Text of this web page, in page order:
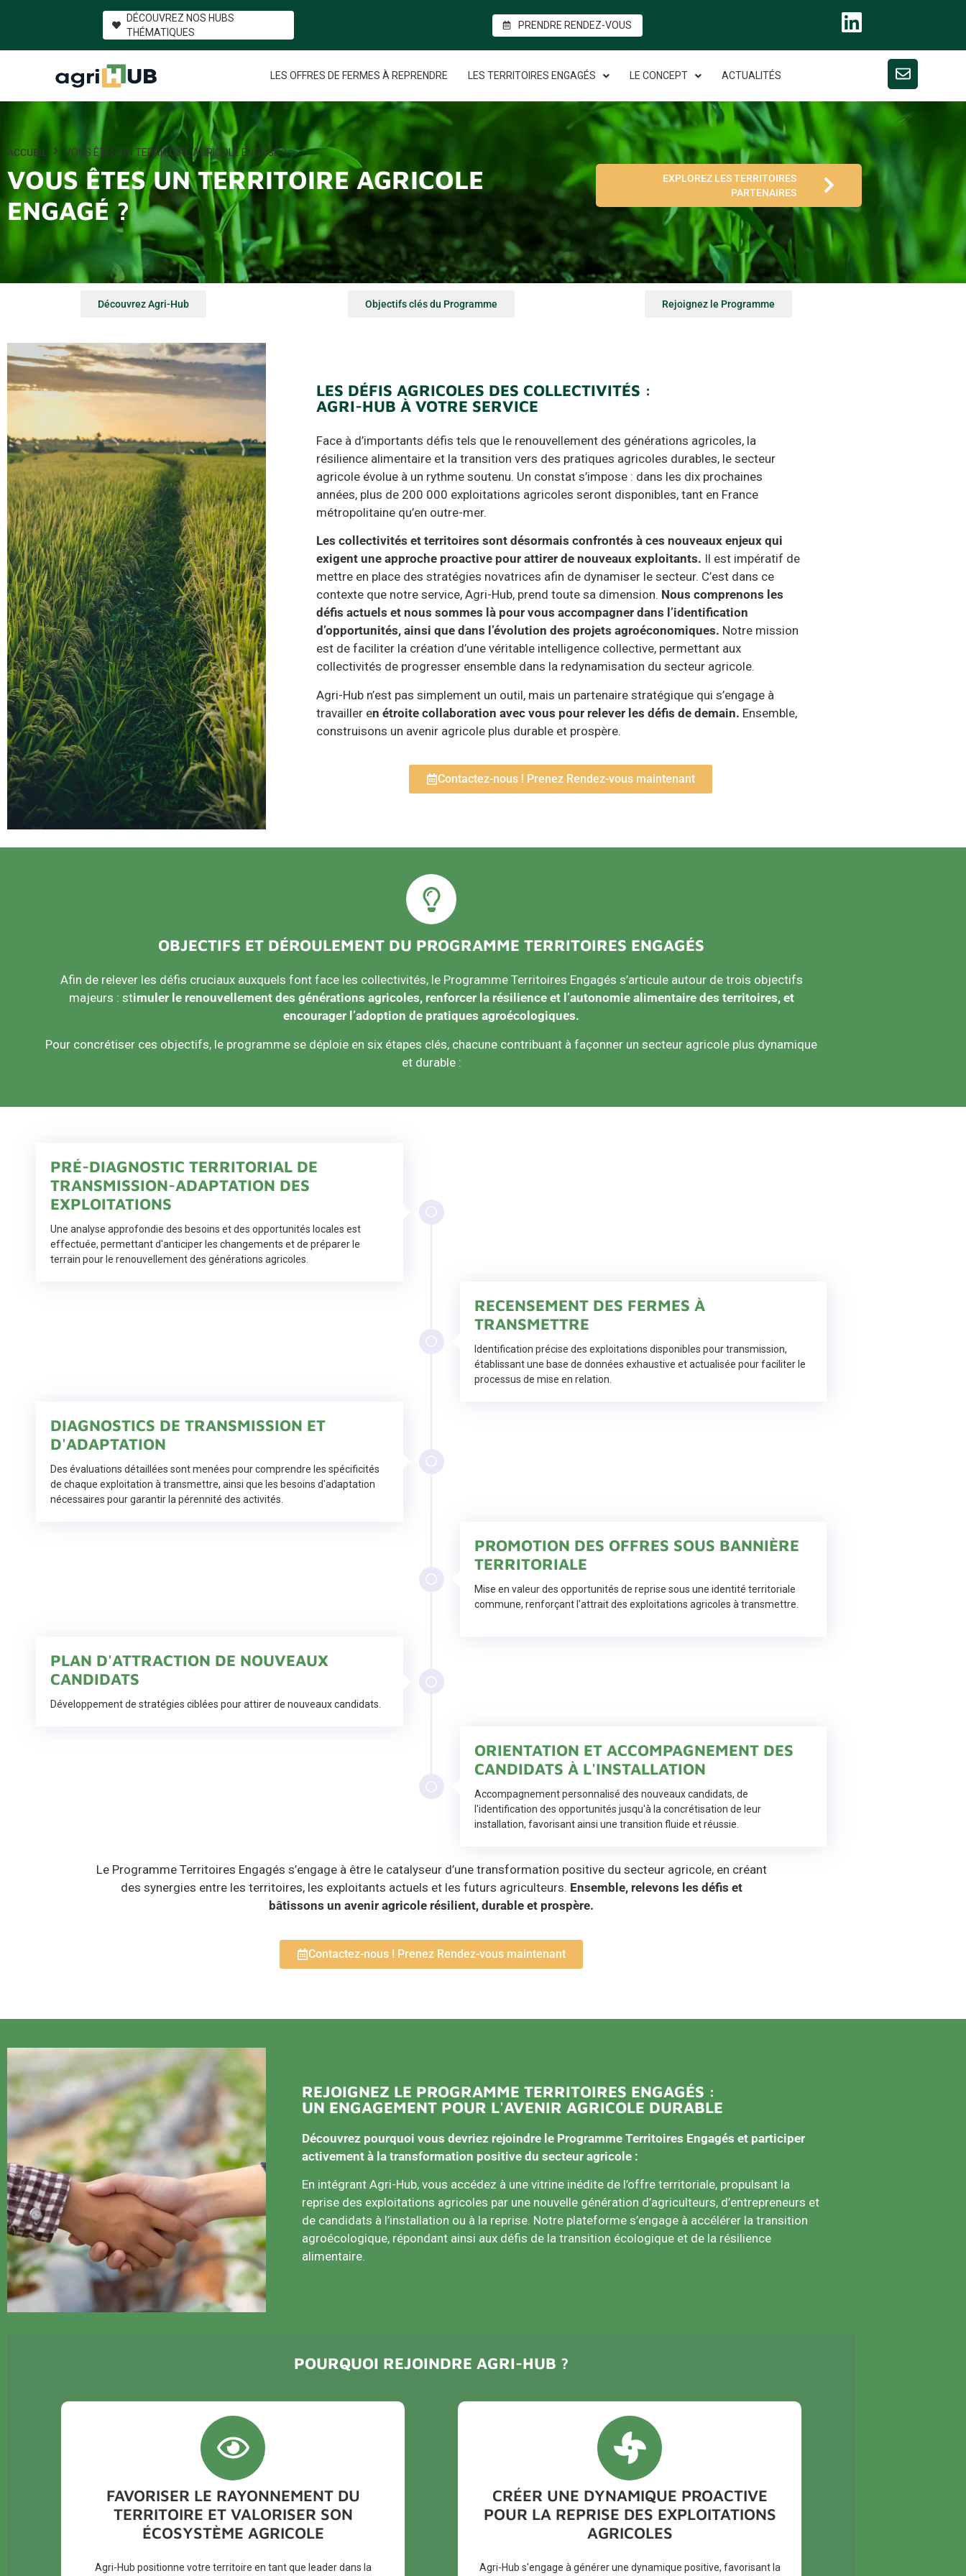
DÉCOUVREZ NOS HUBS
THÉMATIQUES
PRENDRE RENDEZ-VOUS
LES OFFRES DE FERMES À REPRENDRE LES TERRITOIRES ENGAGÉS LE CONCEPT ACTUALITÉS
VOUS ÊTES UN TERRITOIRE AGRICOLE
ENGAGÉ ?
ACCUEIL VOUS ÊTES UN TERRITOIRE AGRICOLE ENGAGÉ ?
EXPLOREZ LES TERRITOIRES
PARTENAIRES
Découvrez Agri-Hub Objectifs clés du Programme Rejoignez le Programme
LES DÉFIS AGRICOLES DES COLLECTIVITÉS :
AGRI-HUB À VOTRE SERVICE
Face à d’importants défis tels que le renouvellement des générations agricoles, la
résilience alimentaire et la transition vers des pratiques agricoles durables, le secteur
agricole évolue à un rythme soutenu. Un constat s’impose : dans les dix prochaines
années, plus de 200 000 exploitations agricoles seront disponibles, tant en France
métropolitaine qu’en outre-mer.
Les collectivités et territoires sont désormais confrontés à ces nouveaux enjeux qui
exigent une approche proactive pour attirer de nouveaux exploitants. Il est impératif de
mettre en place des stratégies novatrices afin de dynamiser le secteur. C’est dans ce
contexte que notre service, Agri-Hub, prend toute sa dimension. Nous comprenons les
défis actuels et nous sommes là pour vous accompagner dans l’identification
d’opportunités, ainsi que dans l’évolution des projets agroéconomiques. Notre mission
est de faciliter la création d’une véritable intelligence collective, permettant aux
collectivités de progresser ensemble dans la redynamisation du secteur agricole.
Agri-Hub n’est pas simplement un outil, mais un partenaire stratégique qui s’engage à
travailler en étroite collaboration avec vous pour relever les défis de demain. Ensemble,
construisons un avenir agricole plus durable et prospère.
Contactez-nous ! Prenez Rendez-vous maintenant
OBJECTIFS ET DÉROULEMENT DU PROGRAMME TERRITOIRES ENGAGÉS
Afin de relever les défis cruciaux auxquels font face les collectivités, le Programme Territoires Engagés s’articule autour de trois objectifs
majeurs : stimuler le renouvellement des générations agricoles, renforcer la résilience et l’autonomie alimentaire des territoires, et
encourager l’adoption de pratiques agroécologiques.
Pour concrétiser ces objectifs, le programme se déploie en six étapes clés, chacune contribuant à façonner un secteur agricole plus dynamique
et durable :
PRÉ-DIAGNOSTIC TERRITORIAL DE
TRANSMISSION-ADAPTATION DES
EXPLOITATIONS
Une analyse approfondie des besoins et des opportunités locales est
effectuée, permettant d'anticiper les changements et de préparer le
terrain pour le renouvellement des générations agricoles.​
RECENSEMENT DES FERMES À
TRANSMETTRE
Identification précise des exploitations disponibles pour transmission,
établissant une base de données exhaustive et actualisée pour faciliter le
processus de mise en relation.
DIAGNOSTICS DE TRANSMISSION ET
D'ADAPTATION
Des évaluations détaillées sont menées pour comprendre les spécificités
de chaque exploitation à transmettre, ainsi que les besoins d'adaptation
nécessaires pour garantir la pérennité des activités.
PROMOTION DES OFFRES SOUS BANNIÈRE
TERRITORIALE
Mise en valeur des opportunités de reprise sous une identité territoriale
commune, renforçant l'attrait des exploitations agricoles à transmettre.
PLAN D'ATTRACTION DE NOUVEAUX
CANDIDATS
Développement de stratégies ciblées pour attirer de nouveaux candidats.
ORIENTATION ET ACCOMPAGNEMENT DES
CANDIDATS À L'INSTALLATION
Accompagnement personnalisé des nouveaux candidats, de
l'identification des opportunités jusqu'à la concrétisation de leur
installation, favorisant ainsi une transition fluide et réussie.
Le Programme Territoires Engagés s’engage à être le catalyseur d’une transformation positive du secteur agricole, en créant
des synergies entre les territoires, les exploitants actuels et les futurs agriculteurs. Ensemble, relevons les défis et
bâtissons un avenir agricole résilient, durable et prospère.
Contactez-nous ! Prenez Rendez-vous maintenant
REJOIGNEZ LE PROGRAMME TERRITOIRES ENGAGÉS :
UN ENGAGEMENT POUR L'AVENIR AGRICOLE DURABLE
Découvrez pourquoi vous devriez rejoindre le Programme Territoires Engagés et participer
activement à la transformation positive du secteur agricole :
En intégrant Agri-Hub, vous accédez à une vitrine inédite de l’offre territoriale, propulsant la
reprise des exploitations agricoles par une nouvelle génération d’agriculteurs, d’entrepreneurs et
de candidats à l’installation ou à la reprise. Notre plateforme s’engage à accélérer la transition
agroécologique, répondant ainsi aux défis de la transition écologique et de la résilience
alimentaire.
POURQUOI REJOINDRE AGRI-HUB ?
FAVORISER LE RAYONNEMENT DU
TERRITOIRE ET VALORISER SON
ÉCOSYSTÈME AGRICOLE
Agri-Hub positionne votre territoire en tant que leader dans la
CRÉER UNE DYNAMIQUE PROACTIVE
POUR LA REPRISE DES EXPLOITATIONS
AGRICOLES
Agri-Hub s'engage à générer une dynamique positive, favorisant la